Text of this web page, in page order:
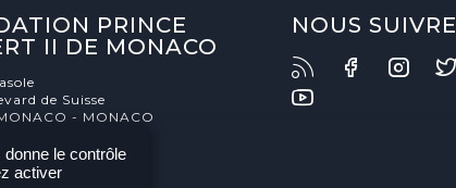
PRINCE
II DE MONACO
de Suisse
- MONACO
NOUS SUIVRE
le contrôle
activer